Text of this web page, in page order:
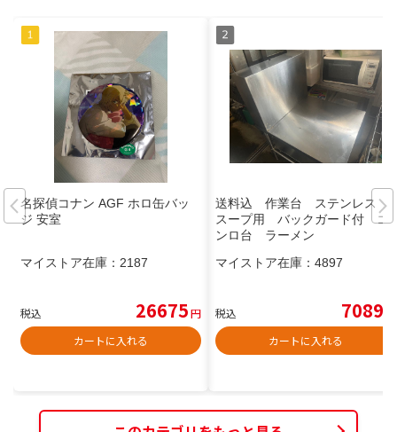
名探偵コナン AGF ホロ缶バッ
ジ 安室
マイストア在庫： 2187
税込 26675円
カートに入れる
送料込 作業台 ステンレス
スープ用 バックガード付 コ
ンロ台 ラーメン
マイストア在庫： 4897
税込 7089
カートに入れる